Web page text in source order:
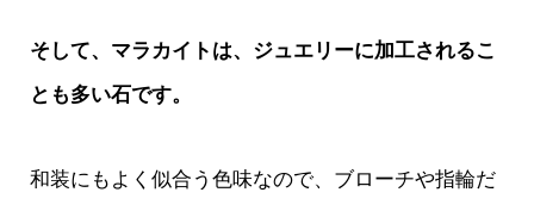
そして、マラカイトは、ジュエリーに加工されるこ
とも多い石です。
和装にもよく似合う色味なので、ブローチや指輪だ